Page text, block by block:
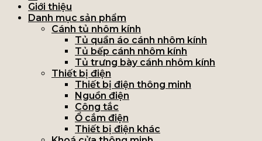
Giới thiệu
Danh mục sản phẩm
Cánh tủ nhôm kính
Tủ quần áo cánh nhôm kính
Tủ bếp cánh nhôm kính
Tủ trưng bày cánh nhôm kính
Thiết bị điện
Thiết bị điện thông minh
Nguồn điện
Công tắc
Ổ cắm điện
Thiết bị điện khác